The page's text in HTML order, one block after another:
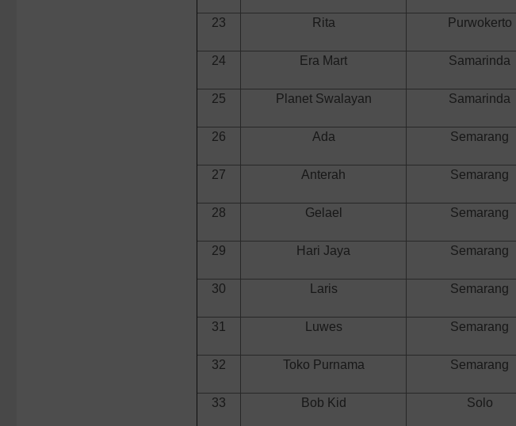
23 Rita Purwokerto
24 Era Mart Samarinda
25 Planet Swalayan Samarinda
26 Ada Semarang
27 Anterah Semarang
28 Gelael Semarang
29 Hari Jaya Semarang
30 Laris Semarang
31 Luwes Semarang
32 Toko Purnama Semarang
33 Bob Kid Solo